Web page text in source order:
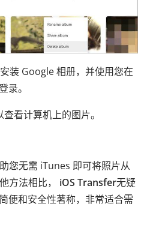
装 Google 相册，并使用您在
录。
看计算机上的图片。
您无需 iTunes 即可将照片从
方法相比， iOS Transfer无疑
便和安全性著称，非常适合需